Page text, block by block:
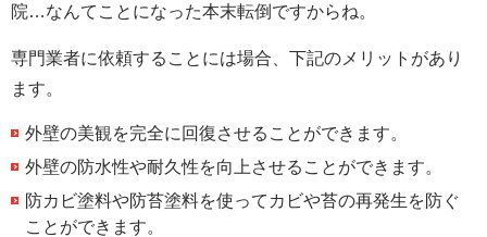
院…なんてことになった本末転倒ですからね。
専門業者に依頼することには場合、下記のメリットがあり
ます。
外壁の美観を完全に回復させることができます。
外壁の防水性や耐久性を向上させることができます。
防カビ塗料や防苔塗料を使ってカビや苔の再発生を防ぐ
ことができます。